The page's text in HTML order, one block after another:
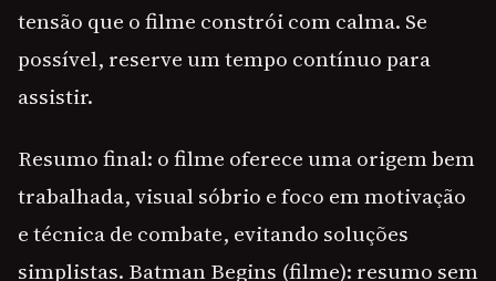
tensão que o filme constrói com calma. Se
possível, reserve um tempo contínuo para
assistir.
Resumo final: o filme oferece uma origem bem
trabalhada, visual sóbrio e foco em motivação
e técnica de combate, evitando soluções
simplistas. Batman Begins (filme): resumo sem